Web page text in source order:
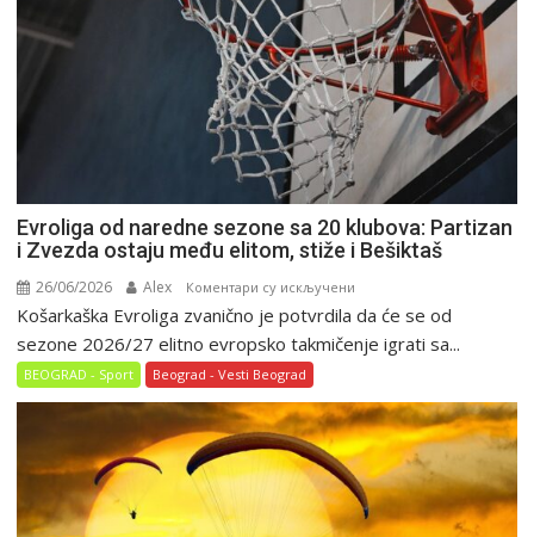
pesma
iz
Srbije
Evroliga od naredne sezone sa 20 klubova: Partizan
i Zvezda ostaju među elitom, stiže i Bešiktaš
26/06/2026 Alex Коментари су искључени
Evroliga
od
sa
20
klubova:
Partizan
Košarkaška Evroliga zvanično je potvrdila da će se od
sezone 2026/27 elitno evropsko takmičenje igrati sa...
BEOGRAD - Sport Beograd - Vesti Beograd